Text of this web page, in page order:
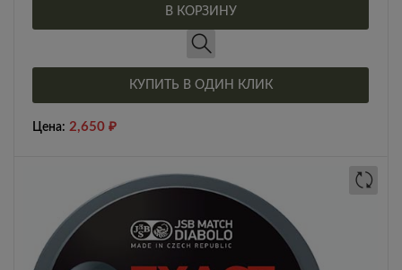
В КОРЗИНУ
КУПИТЬ В ОДИН КЛИК
Цена: 2,650 ₽